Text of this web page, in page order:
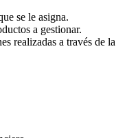
se le asigna.
a gestionar.
realizadas a través de la